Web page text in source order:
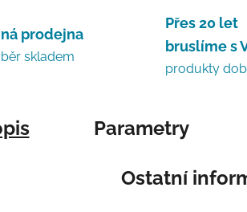
prodejna
skladem
Přes 20 let
bruslíme s
produkty
Parametry
Ostatní